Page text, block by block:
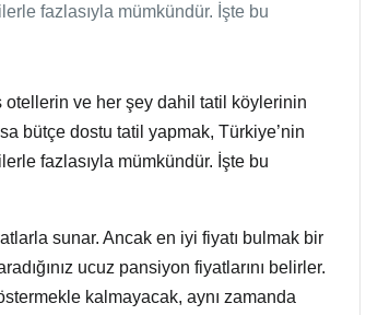
fazlasıyla mümkündür. İşte bu
ve her şey dahil tatil köylerinin
bütçe dostu tatil yapmak, Türkiye’nin
fazlasıyla mümkündür. İşte bu
sunar. Ancak en iyi fiyatı bulmak bir
ucuz pansiyon fiyatlarını belirler.
kalmayacak, aynı zamanda